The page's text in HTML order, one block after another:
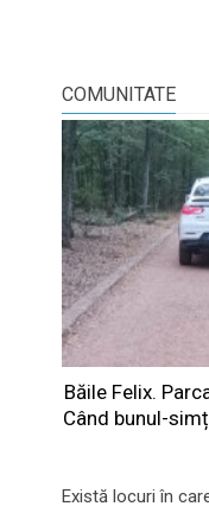
COMUNITATE
Băile Felix.
Când bunul-
Există locuri în